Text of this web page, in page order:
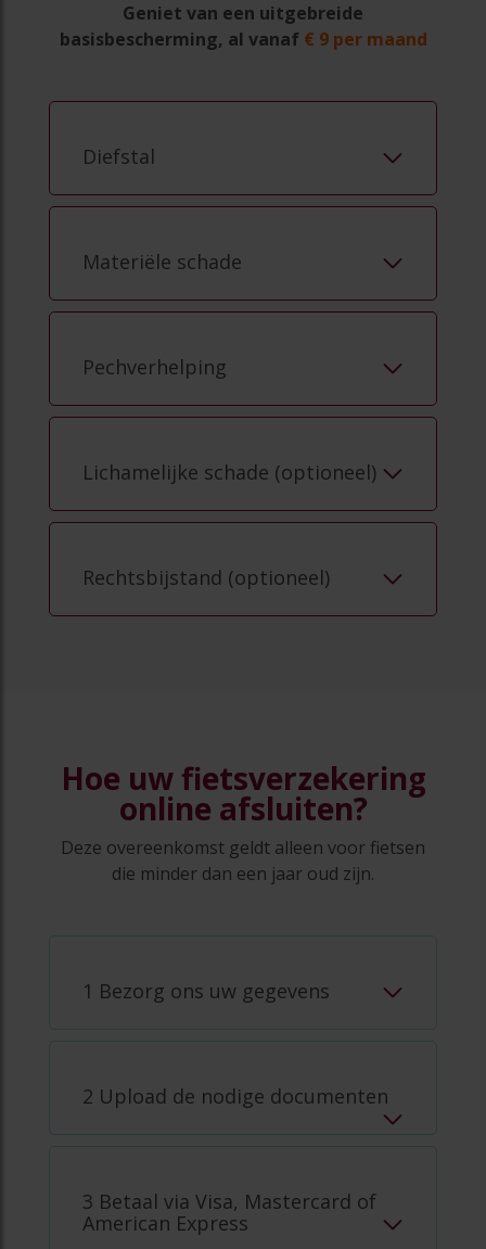
Geniet van een uitgebreide
basisbescherming, al vanaf € 9 per maand
Diefstal
Materiële schade
Pechverhelping
Lichamelijke schade (optioneel)
Rechtsbijstand (optioneel)
Hoe uw fietsverzekering
online afsluiten?
Deze overeenkomst geldt alleen voor fietsen
die minder dan een jaar oud zijn.
1 Bezorg ons uw gegevens
2 Upload de nodige documenten
3 Betaal via Visa, Mastercard of
American Express